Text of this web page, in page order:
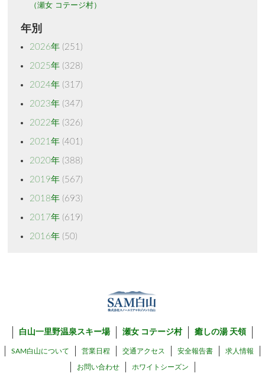
（瀬女 コテージ村）
年別
2026年(251)
2025年(328)
2024年(317)
2023年(347)
2022年(326)
2021年(401)
2020年(388)
2019年(567)
2018年(693)
2017年(619)
2016年(50)
白山一里野温泉スキー場 瀬女 コテージ村 癒しの湯 天領
SAM白山について 営業日程 交通アクセス 安全報告書 求人情報
お問い合わせ ホワイトシーズン